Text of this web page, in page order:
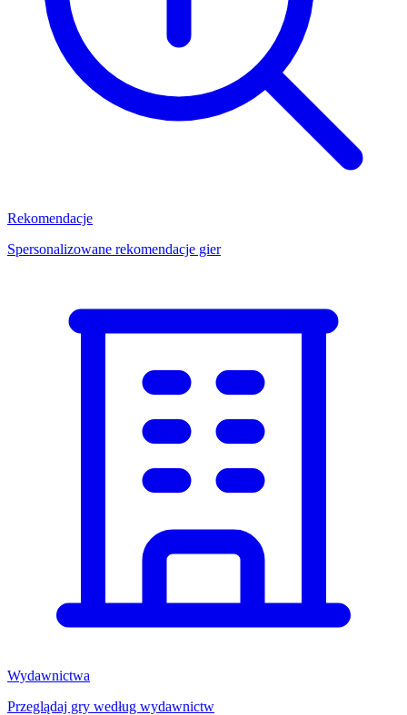
Rekomendacje
Spersonalizowane rekomendacje gier
Wydawnictwa
Przeglądaj gry według wydawnictw